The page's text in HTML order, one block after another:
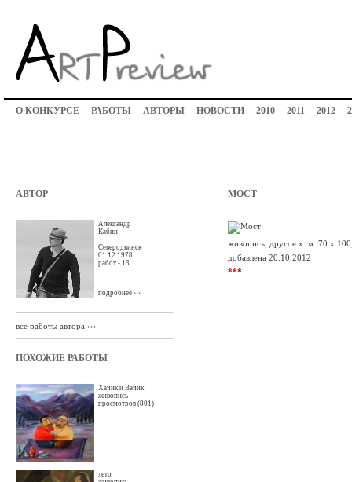
О КОНКУРСЕ РАБОТЫ АВТОРЫ НОВОСТИ 2010 2011 2012
АВТОР
Александр
Кабин
Северодвинск
01.12.1978
работ - 13
подробнее ›››
все работы автора ›››
ПОХОЖИЕ РАБОТЫ
Хачик и Вачик
живопись
просмотров (801)
лето
МОСТ
живопись, другое х. м. 70 х
добавлена 20.10.2012
***